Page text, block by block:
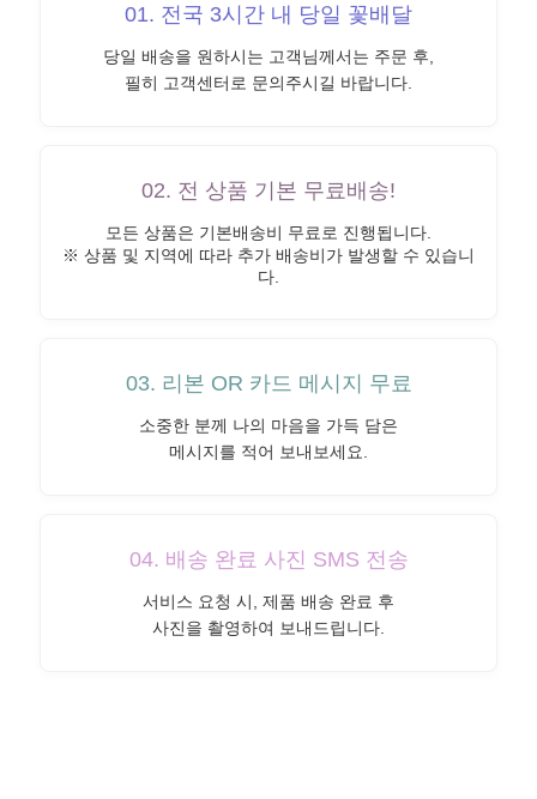
01. 전국 3시간 내 당일 꽃배달
당일 배송을 원하시는 고객님께서는 주문 후,
필히 고객센터로 문의주시길 바랍니다.
02. 전 상품 기본 무료배송!
모든 상품은 기본배송비 무료로 진행됩니다.
※ 상품 및 지역에 따라 추가 배송비가 발생할 수 있습니
다.
03. 리본 OR 카드 메시지 무료
소중한 분께 나의 마음을 가득 담은
메시지를 적어 보내보세요.
04. 배송 완료 사진 SMS 전송
서비스 요청 시, 제품 배송 완료 후
사진을 촬영하여 보내드립니다.